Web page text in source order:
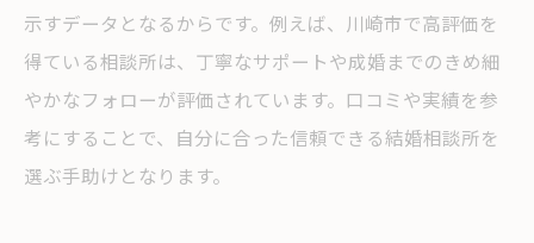
示すデータとなるからです。例えば、川崎市で高評価を
得ている相談所は、丁寧なサポートや成婚までのきめ細
やかなフォローが評価されています。口コミや実績を参
考にすることで、自分に合った信頼できる結婚相談所を
選ぶ手助けとなります。